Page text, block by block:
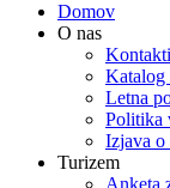
contentDomov
O nas
Kontakti
Katalog
Letna
Politika
Izjava o
Turizem
Anketa